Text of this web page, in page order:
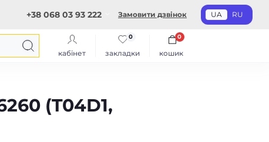
+38 068 03 93 222 Замовити дзвінок UA RU
кабінет закладки
0
кошик
0
(T04D1,